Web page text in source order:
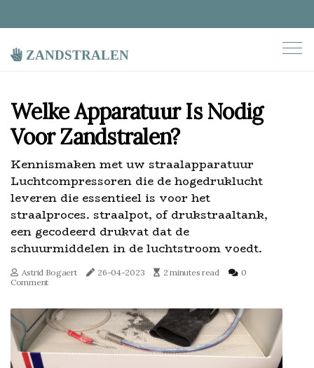
zandstralen
Welke Apparatuur Is Nodig
Voor Zandstralen?
Kennismaken met uw straalapparatuur
Luchtcompressoren die de hogedruklucht
leveren die essentieel is voor het
straalproces. straalpot, of drukstraaltank,
een gecodeerd drukvat dat de
schuurmiddelen in de luchtstroom voedt.
Astrid Bogaert 26-04-2023 2 minutes read
0
Comment